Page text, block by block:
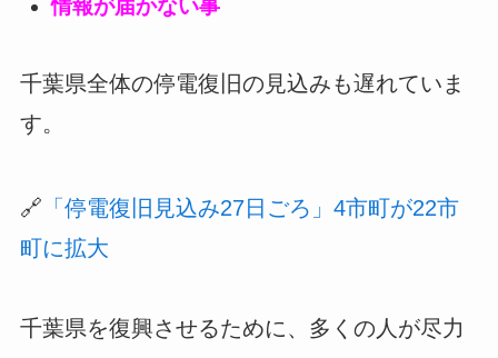
情報が届かない事
千葉県全体の停電復旧の見込みも遅れていま
す。
🔗 「停電復旧見込み27日ごろ」4市町が22市
町に拡大
千葉県を復興させるために、多くの人が尽力